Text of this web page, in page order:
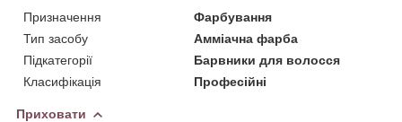
Призначення
Фарбування
Тип засобу
Амміачна фарба
Підкатегорії
Барвники для волосся
Класифікація
Професійні
Приховати